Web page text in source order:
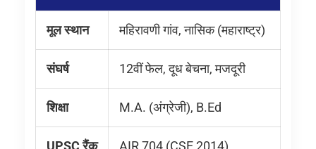
मूल स्थान महिरावणी गांव, नासिक (महाराष्ट्र)
संघर्ष 12वीं फेल, दूध बेचना, मजदूरी
शिक्षा M.A. (अंग्रेजी), B.Ed